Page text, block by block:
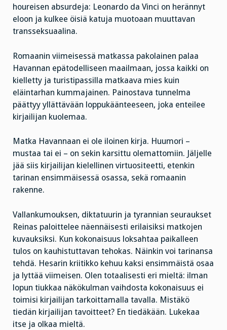
houreisen absurdeja: Leonardo da Vinci on herännyt
eloon ja kulkee öisiä katuja muotoaan muuttavan
transseksuaalina.
Romaanin viimeisessä matkassa pakolainen palaa
Havannan epätodelliseen maailmaan, jossa kaikki on
kielletty ja turistipassilla matkaava mies kuin
eläintarhan kummajainen. Painostava tunnelma
päättyy yllättävään loppukäänteeseen, joka enteilee
kirjailijan kuolemaa.
Matka Havannaan ei ole iloinen kirja. Huumori –
mustaa tai ei – on sekin karsittu olemattomiin. Jäljelle
jää siis kirjailijan kielellinen virtuositeetti, etenkin
tarinan ensimmäisessä osassa, sekä romaanin
rakenne.
Vallankumouksen, diktatuurin ja tyrannian seuraukset
Reinas paloittelee näennäisesti erilaisiksi matkojen
kuvauksiksi. Kun kokonaisuus loksahtaa paikalleen
tulos on kauhistuttavan tehokas. Näinkin voi tarinansa
tehdä. Hesarin kriitikko kehuu kaksi ensimmäistä osaa
ja lyttää viimeisen. Olen totaalisesti eri mieltä: ilman
lopun tiukkaa näkökulman vaihdosta kokonaisuus ei
toimisi kirjailijan tarkoittamalla tavalla. Mistäkö
tiedän kirjailijan tavoitteet? En tiedäkään. Lukekaa
itse ja olkaa mieltä.